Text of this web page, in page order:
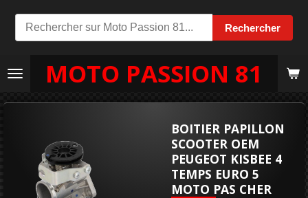
Rechercher
Passer
au
principal
MOTO PASSION 81
BOITIER PAPILLON
SCOOTER OEM
PEUGEOT KISBEE 4
TEMPS EURO 5
MOTO PAS CHER